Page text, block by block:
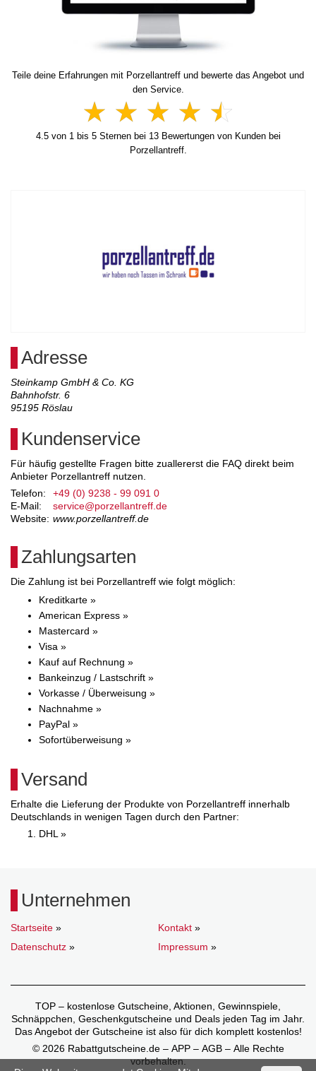
Teile deine Erfahrungen mit Porzellantreff und bewerte das Angebot und
den Service.
4.5von 1 bis 5Sternen bei 13Bewertungen von Kunden bei
Porzellantreff.
Adresse
Steinkamp GmbH & Co. KG
Bahnhofstr. 6
95195 Röslau
Kundenservice
Für häufig gestellte Fragen bitte zuallererst die FAQ direkt beim
Anbieter Porzellantreff nutzen.
Telefon:
+49 (0) 9238 - 99 091 0
E-Mail:
service@porzellantreff.de
Website: www.porzellantreff.de
Zahlungsarten
Die Zahlung ist bei Porzellantreff wie folgt möglich:
Kreditkarte »
American Express »
Mastercard »
Visa »
Kauf auf Rechnung »
Bankeinzug / Lastschrift »
Vorkasse / Überweisung »
Nachnahme »
PayPal »
Sofortüberweisung »
Versand
Erhalte die Lieferung der Produkte von Porzellantreff innerhalb
Deutschlands in wenigen Tagen durch den Partner:
DHL »
Unternehmen
Startseite » Kontakt »
Datenschutz » Impressum »
TOP – kostenlose Gutscheine, Aktionen, Gewinnspiele,
Schnäppchen, Geschenkgutscheine und Deals jeden Tag im Jahr.
Das Angebot der Gutscheine ist also für dich komplett kostenlos!
© 2026 Rabattgutscheine.de – APP – AGB – Alle Rechte
vorbehalten.